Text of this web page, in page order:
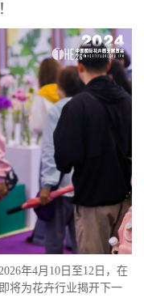
年4月10日至12日，在
将为花卉行业揭开下一